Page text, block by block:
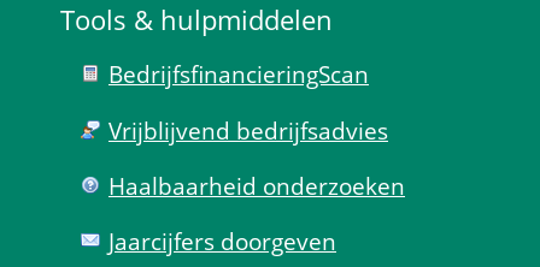
Tools & hulp­middelen
Bedrijfsfinanciering­Scan
Vrijblijvend bedrijfs­advies
Haal­baar­heid onder­zoeken
Jaarcijfers doorgeven